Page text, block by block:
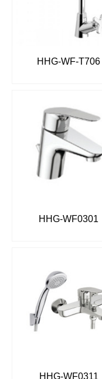
HHG-WF-T706
HHG-WF0301
HHG-WF0311